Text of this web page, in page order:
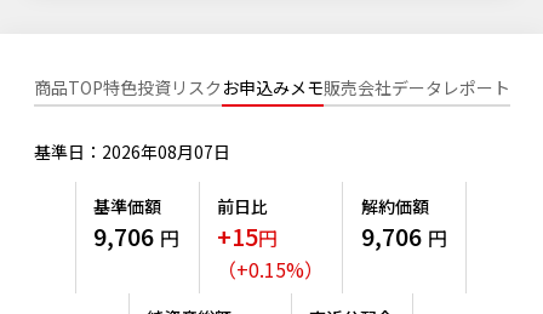
有価証券届出書の効力の発生の有無について
こだわりのインデックスファンド 購入・換金手数料なしシ
確定拠出年金について
確定拠出年金制度について
投資の教室
サステナビリティ経営基本方針
サステナビリティ推進体制
ニッセイアセットの重要課題
サステナビリティへの取り組み
受賞歴
方針・その他開示情報
採用情報
公式キャラクターのご紹介
資産形成はじめるなら
商品TOP特色投資リスク お申込みメモ販売会社データ レポート
基準日：2026年08月07日
基準価額
9,706 円
前日比
+15円
（+0.15%）
解約価額
9,706 円